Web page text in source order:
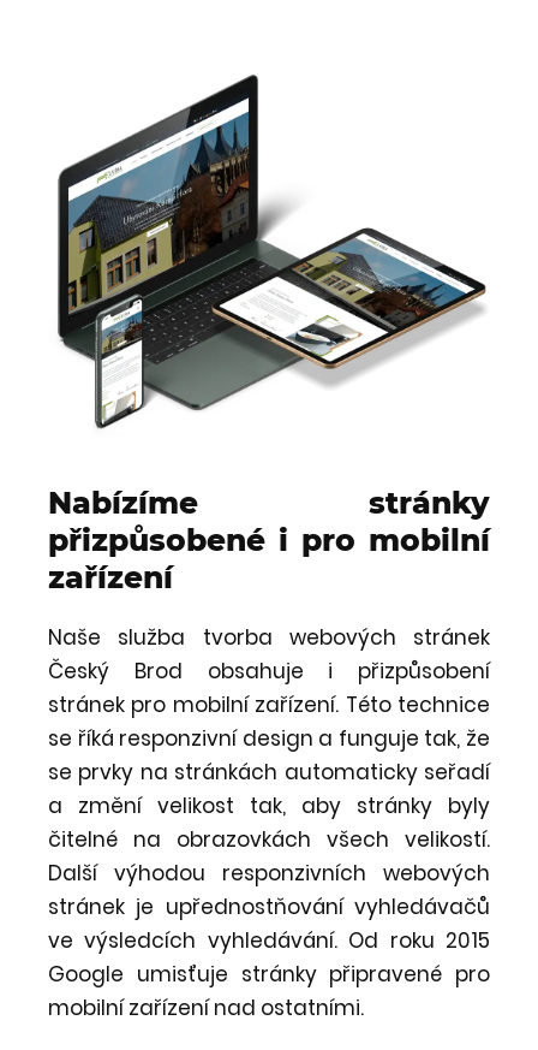
Nabízíme stránky
přizpůsobené i pro mobilní
zařízení
Naše služba tvorba webových stránek
Český Brod obsahuje i přizpůsobení
stránek pro mobilní zařízení. Této technice
se říká responzivní design a funguje tak, že
se prvky na stránkách automaticky seřadí
a změní velikost tak, aby stránky byly
čitelné na obrazovkách všech velikostí.
Další výhodou responzivních webových
stránek je upřednostňování vyhledávačů
ve výsledcích vyhledávání. Od roku 2015
Google umisťuje stránky připravené pro
mobilní zařízení nad ostatními.